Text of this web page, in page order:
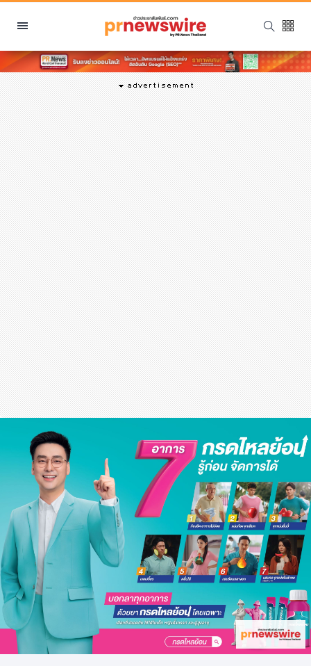
หมวดหมู่
พีอาร์ นิวส์ไวร์
สินค้า, บริการ
โปรโมชั่น
งานอีเว้นท์
รีวิว
บันเทิง
นักแสดง, นักร้อง, โมเดล
อินฟลูเอนเซอร์
ไลฟ์สไตล์
ความงาม
แฟชั่น
สุขภาพ
กีฬา
อาหาร, เครื่องดื่ม
ท่องเที่ยว
โรงแรม, ที่พัก
บ้าน, คอนโด, อสังหาฯ
ประกัน
สัตว์เลี้ยง
ไอที
โทรศัพท์มือถือ
เอไอ
การศึกษา
ศิลปะ, วัฒนธรรม
ศาสนา
การเมือง